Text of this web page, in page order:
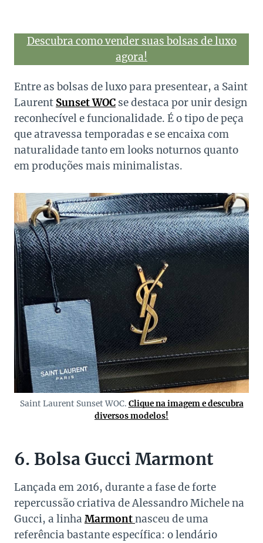
Descubra como vender suas bolsas de luxo
agora!
Entre as bolsas de luxo para presentear, a Saint
Laurent Sunset WOC se destaca por unir design
reconhecível e funcionalidade. É o tipo de peça
que atravessa temporadas e se encaixa com
naturalidade tanto em looks noturnos quanto
em produções mais minimalistas.
Saint Laurent Sunset WOC. Clique na imagem e descubra
diversos modelos!
6. Bolsa Gucci Marmont
Lançada em 2016, durante a fase de forte
repercussão criativa de Alessandro Michele na
Gucci, a linha Marmontnasceu de uma
referência bastante específica: o lendário